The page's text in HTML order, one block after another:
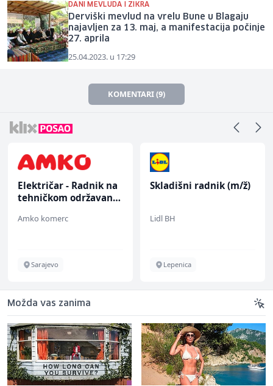
DANI MEVLUDA I ZIKRA
Derviški mevlud na vrelu Bune u Blagaju
najavljen za 13. maj, a manifestacija počinje
27. aprila
25.04.2023. u 17:29
KOMENTARI (9)
Električar - Radnik na
tehničkom održavanju
Amko komerc
Sarajevo
Skladišni radnik (m/ž)
Lidl BH
Lepenica
Možda vas zanima